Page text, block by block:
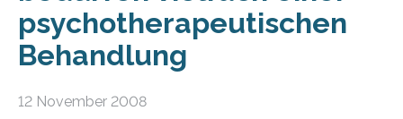
psychotherapeutischen
Behandlung
12 November 2008